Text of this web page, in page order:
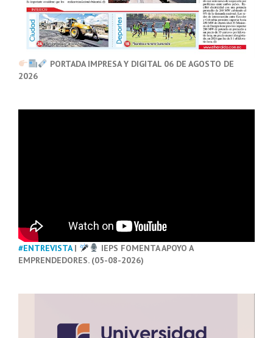
PORTADA IMPRESA Y DIGITAL 06 DE AGOSTO DE
2026
#ENTREVISTA|
IEPS FOMENTA APOYO A
EMPRENDEDORES. (05-08-2026)